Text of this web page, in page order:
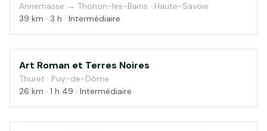
Annemasse → Thonon-les-Bains · Haute-Savoie
39 km · 3 h · Intermédiaire
Campagne
Art Roman et Terres Noires
Thuret · Puy-de-Dôme
26 km · 1 h 49 · Intermédiaire